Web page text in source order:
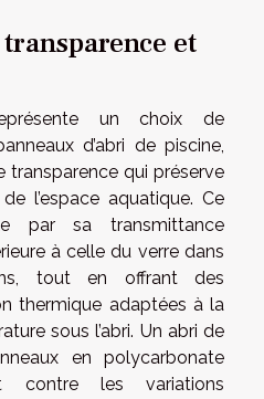
et
un choix de
d’abri de piscine,
transparence qui préserve
l’espace aquatique. Ce
par sa transmittance
à celle du verre dans
tout en offrant des
thermique adaptées à la
sous l’abri. Un abri de
en polycarbonate
contre les variations